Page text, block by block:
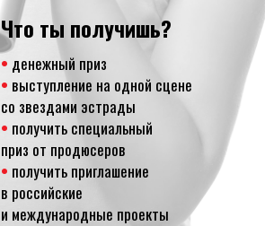
• денежный приз
• выступление на одной сцене
со звездами эстрады
• получить специальный
приз от продюсеров
• получить приглашение
в российские
и международные проекты
Что ты получишь?